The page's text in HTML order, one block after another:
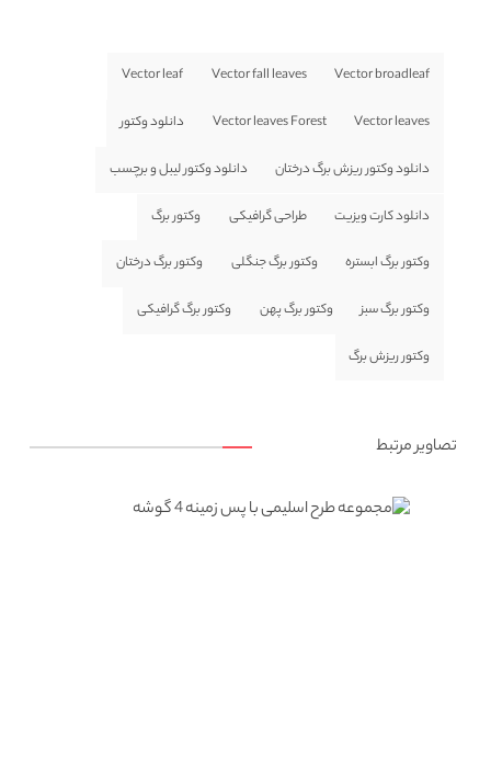
Vector broadleaf
Vector fall leaves
Vector leaf
Vector leaves
Vector leaves Forest دانلود وکتور
دانلود وکتور ریزش برگ درختان دانلود وکتور لیبل و برچسب
دانلود کارت ویزیت طراحی گرافیکی وکتور برگ
وکتور برگ ابستره وکتور برگ جنگلی وکتور برگ درختان
وکتور برگ سبز وکتور برگ پهن وکتور برگ گرافیکی
وکتور ریزش برگ
تصاویر مرتبط